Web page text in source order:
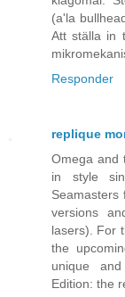
(a'la
Att ställa in
Responder
replique
Omega and
in style
Seamasters
versions
lasers). For
the
unique
Edition: the